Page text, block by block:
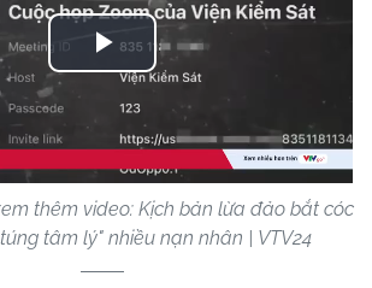
Play
Video
thêm video: Kịch bản lừa đảo bắt cóc
tâm lý" nhiều nạn nhân | VTV24